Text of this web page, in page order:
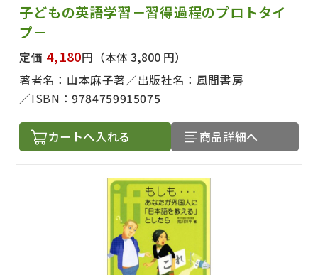
子どもの英語学習－習得過程のプロトタイ
プ－
定価 4,180円 （本体 3,800 円）
著者名： 山本麻子著 出版社名： 風間書房
ISBN：9784759915075
カートへ入れる 商品詳細へ